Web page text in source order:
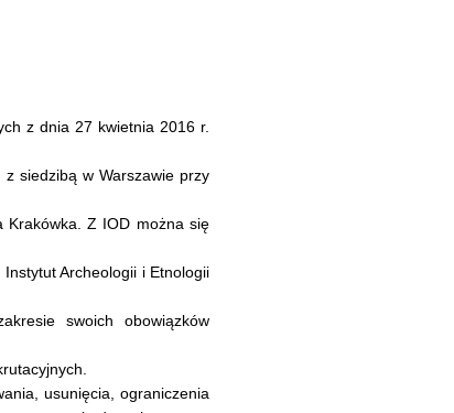
z dnia 27 kwietnia 2016 r.
siedzibą w Warszawie przy
Krakówka. Z IOD można się
Archeologii i Etnologii
swoich obowiązków
usunięcia, ograniczenia